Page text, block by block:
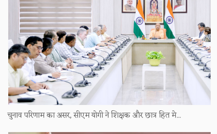
चुनाव परिणाम का असर, सीएम योगी ने शिक्षक और छात्र हित मे...